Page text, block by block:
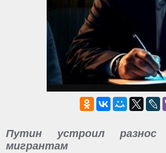
Путин устроил разнос
мигрантам